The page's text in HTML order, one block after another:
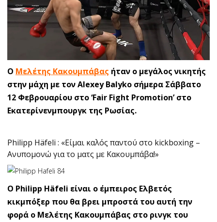
Ο Μελέτης Κακουμπάβας ήταν ο μεγάλος νικητής
στην μάχη με τον Alexey Balyko σήμερα Σάββατο
12 Φεβρουαρίου στο ‘Fair Fight Promotion’ στο
Εκατερίνενμπουργκ της Ρωσίας.
Philipp Häfeli : «Είμαι καλός παντού στο kickboxing –
Ανυπομονώ για το ματς με Κακουμπάβα!»
O Philipp Häfeli είναι ο έμπειρος Ελβετός
κικμπόξερ που θα βρει μπροστά του αυτή την
φορά ο Μελέτης Κακουμπάβας στο ρινγκ του